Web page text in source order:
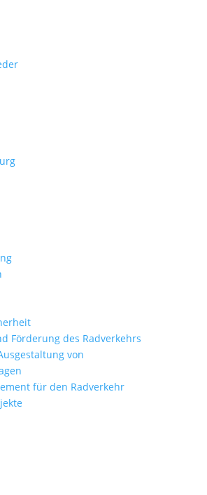
Förderung des Radverkehrs
von
für den Radverkehr